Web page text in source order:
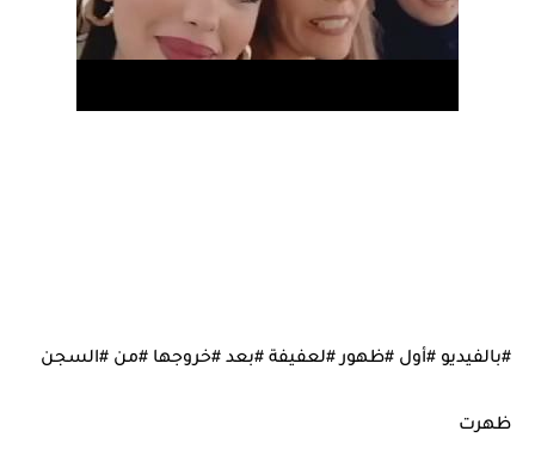
#بالفيديو #أول #ظهور #لعفيفة #بعد #خروجها #من #السجن
ظهرت